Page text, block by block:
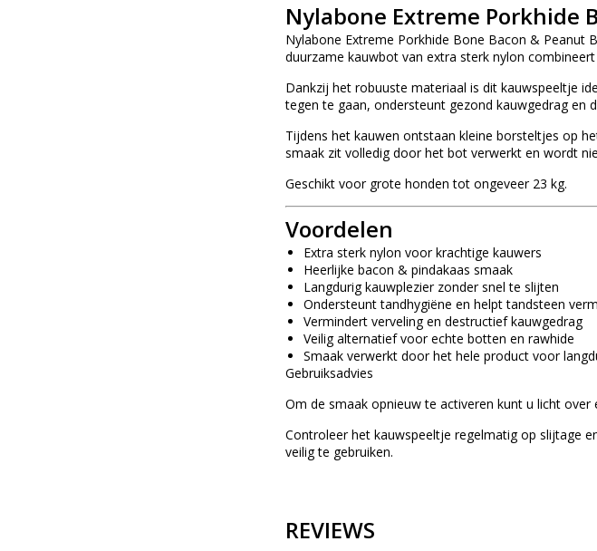
Nylabone Extreme Porkhide
Nylabone Extreme Porkhide Bone Bacon & Peanut
duurzame kauwbot van extra sterk nylon
Dankzij het robuuste materiaal is dit kauwspeeltje
tegen te gaan, ondersteunt gezond kauwgedrag en
Tijdens het kauwen ontstaan kleine borsteltjes op
smaak zit volledig door het bot verwerkt en wordt
Geschikt voor grote honden tot ongeveer 23 kg.
Voordelen
Extra sterk nylon voor krachtige kauwers
Heerlijke bacon & pindakaas smaak
Langdurig kauwplezier zonder snel te slijten
Ondersteunt tandhygiëne en helpt tandsteen
Vermindert verveling en destructief kauwgedrag
Veilig alternatief voor echte botten en rawhide
Smaak verwerkt door het hele product voor
Gebruiksadvies
Om de smaak opnieuw te activeren kunt u licht
Controleer het kauwspeeltje regelmatig op slijtage
veilig te gebruiken.
REVIEWS